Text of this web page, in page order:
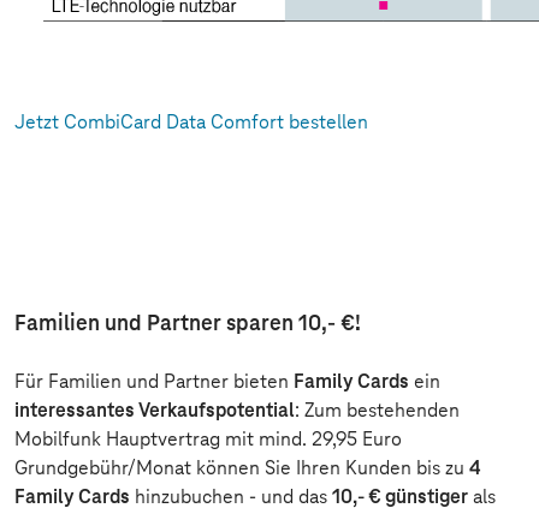
Jetzt CombiCard Data Comfort bestellen
Familien und Partner sparen 10,- €!
Für Familien und Partner bieten Family Cards ein
interessantes Verkaufspotential: Zum bestehenden
Mobilfunk Hauptvertrag mit mind. 29,95 Euro
Grundgebühr/Monat können Sie Ihren Kunden bis zu 4
Family Cards hinzubuchen - und das 10,- € günstiger als